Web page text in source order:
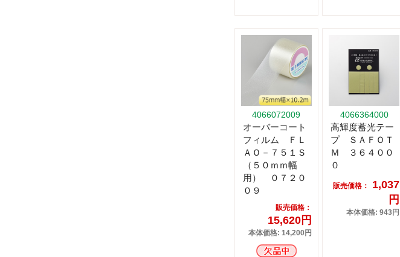
4066072009
オーバーコート
フィルム ＦＬ
ＡＯ－７５１Ｓ
（５０ｍｍ幅
用） ０７２０
０９
販売価格：
15,620円
本体価格: 14,200円
4066364000
高輝度蓄光テー
プ ＳＡＦＯＴ
Ｍ ３６４００
０
販売価格：
1,037
円
本体価格: 943円